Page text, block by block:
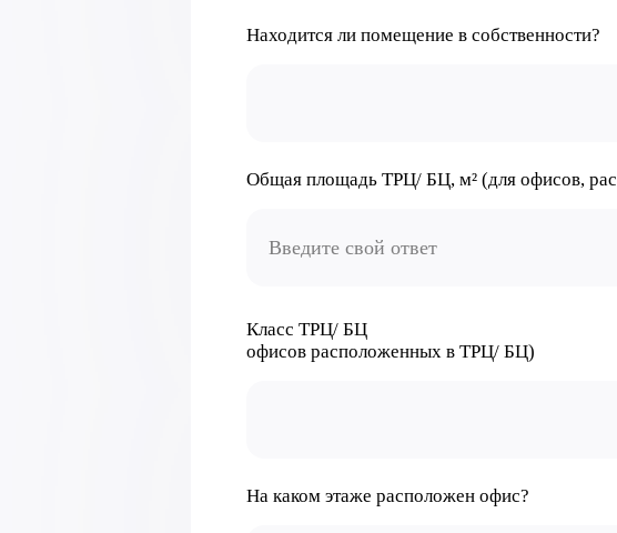
Находится ли помещение в собственности?
Общая площадь ТРЦ/ БЦ, м² (для офисов,
Класс ТРЦ/ БЦ ᅠ ᅠ ᅠ ᅠ ᅠ ᅠ ᅠ ᅠ ᅠ ᅠ ᅠ
офисов расположенных в ТРЦ/ БЦ)
На каком этаже расположен офис?